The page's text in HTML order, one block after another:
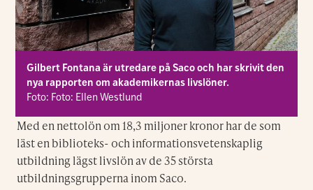
Gilbert Fontana är utredare på Saco och har skrivit den
nya rapporten om akademikernas livslöner.
Foto: Foto: Ellen Westlund
Med en nettolön om 18,3 miljoner kronor har de som
läst en biblioteks- och informationsvetenskaplig
utbildning lägst livslön av de 35 största
utbildningsgrupperna inom Saco.